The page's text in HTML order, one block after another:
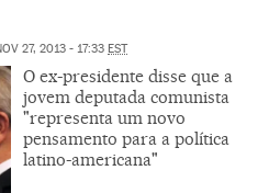
27, 2013 - 17:33 EST
O ex-presidente disse que a
jovem deputada comunista
"representa um novo
pensamento para a política
latino-americana"